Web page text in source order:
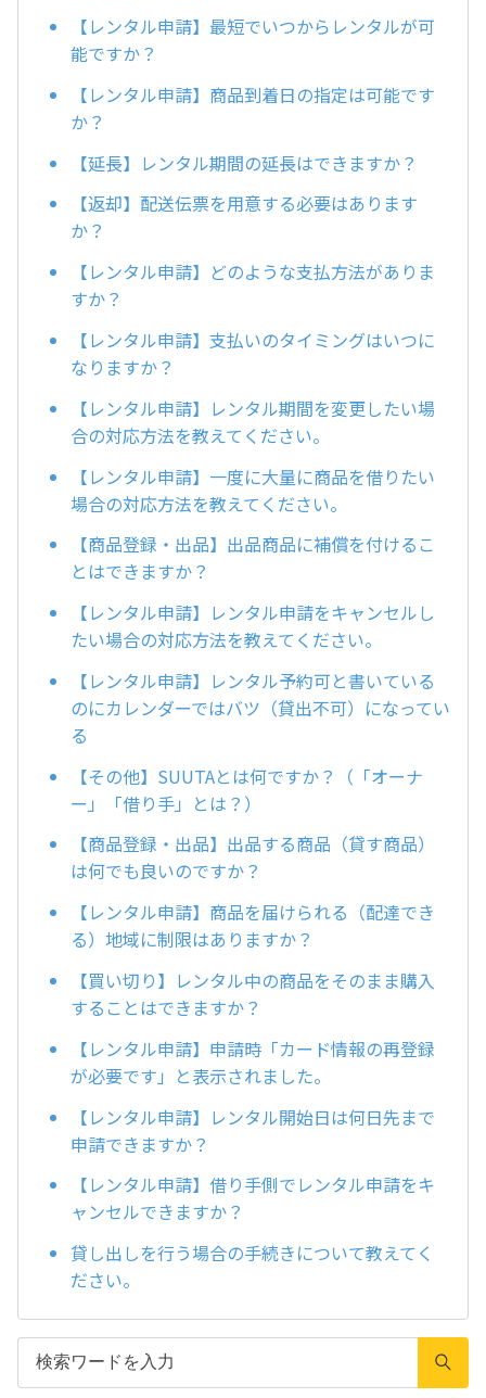
【レンタル申請】最短でいつからレンタルが可
能ですか？
【レンタル申請】商品到着日の指定は可能です
か？
【延長】レンタル期間の延長はできますか？
【返却】配送伝票を用意する必要はあります
か？
【レンタル申請】どのような支払方法がありま
すか？
【レンタル申請】支払いのタイミングはいつに
なりますか？
【レンタル申請】レンタル期間を変更したい場
合の対応方法を教えてください。
【レンタル申請】一度に大量に商品を借りたい
場合の対応方法を教えてください。
【商品登録・出品】出品商品に補償を付けるこ
とはできますか？
【レンタル申請】レンタル申請をキャンセルし
たい場合の対応方法を教えてください。
【レンタル申請】レンタル予約可と書いている
のにカレンダーではバツ（貸出不可）になってい
る
【その他】SUUTAとは何ですか？（「オーナ
ー」「借り手」とは？）
【商品登録・出品】出品する商品（貸す商品）
は何でも良いのですか？
【レンタル申請】商品を届けられる（配達でき
る）地域に制限はありますか？
【買い切り】レンタル中の商品をそのまま購入
することはできますか？
【レンタル申請】申請時「カード情報の再登録
が必要です」と表示されました。
【レンタル申請】レンタル開始日は何日先まで
申請できますか？
【レンタル申請】借り手側でレンタル申請をキ
ャンセルできますか？
貸し出しを行う場合の手続きについて教えてく
ださい。